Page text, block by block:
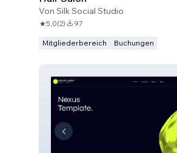
Von Silk Social Studio
5,0(2) 97
Mitgliederbereich Buchungen